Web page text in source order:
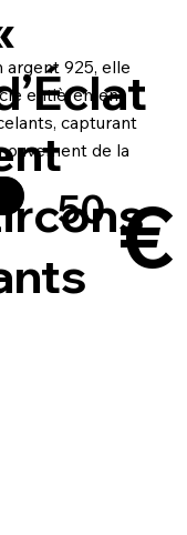
argent 925, elle
entièrement
capturant
de la
50 €